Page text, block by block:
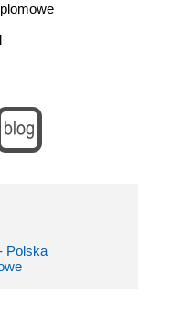
Polska